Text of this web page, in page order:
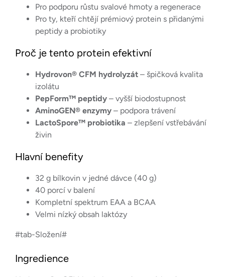
Pro podporu růstu svalové hmoty a regenerace
Pro ty, kteří chtějí prémiový protein s přidanými
peptidy a probiotiky
Proč je tento protein efektivní
Hydrovon® CFM hydrolyzát – špičková kvalita
izolátu
PepForm™ peptidy – vyšší biodostupnost
AminoGEN® enzymy – podpora trávení
LactoSpore™ probiotika – zlepšení vstřebávání
živin
Hlavní benefity
32 g bílkovin v jedné dávce (40 g)
40 porcí v balení
Kompletní spektrum EAA a BCAA
Velmi nízký obsah laktózy
#tab-Složení#
Ingredience